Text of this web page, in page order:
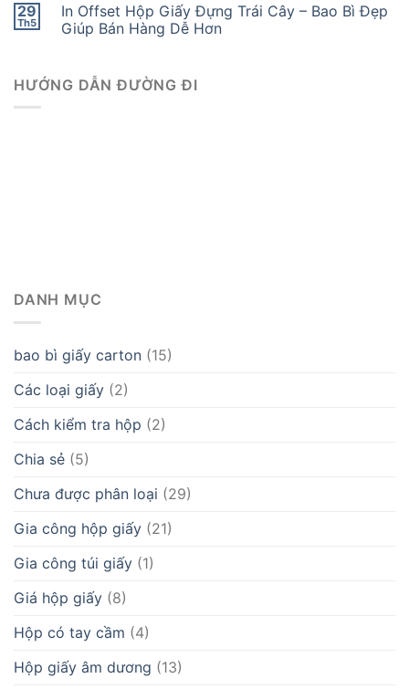
29
Th5
In Offset Hộp Giấy Đựng Trái Cây – Bao Bì Đẹp
Giúp Bán Hàng Dễ Hơn
HƯỚNG DẪN ĐƯỜNG ĐI
DANH MỤC
bao bì giấy carton (15)
Các loại giấy (2)
Cách kiểm tra hộp (2)
Chia sẻ (5)
Chưa được phân loại (29)
Gia công hộp giấy (21)
Gia công túi giấy (1)
Giá hộp giấy (8)
Hộp có tay cầm (4)
Hộp giấy âm dương (13)